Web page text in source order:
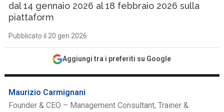
dal 14 gennaio 2026 al 18 febbraio 2026 sulla
piattaform
Pubblicato il 20 gen 2026
Aggiungi tra i preferiti su Google
Maurizio Carmignani
Founder & CEO – Management Consultant, Trainer &